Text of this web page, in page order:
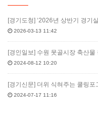
[경기도청] ‘2026년 상반기 경기
2026-03-13 11:42
[경인일보] 수원 못골시장 축산
2024-08-12 10:20
[경기신문] 더위 식혀주는 쿨링포
2024-07-17 11:16